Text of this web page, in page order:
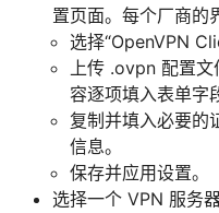
置页面。每个厂商的
选择“OpenVPN
上传 .ovpn 配置
容逐项填入表单字
复制并填入必要的
信息。
保存并应用设置。
选择一个 VPN 服务